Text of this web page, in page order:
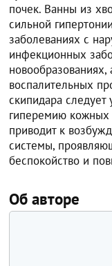
почек. Ванны из
сильной
заболеваниях с
инфекционных
воспалительных
скипидара следует
гиперемию кожных
приводит к
системы,
беспокойство и
Об авторе